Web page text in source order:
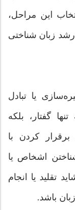
این مراحل،
زبان شناختی
یا تبادل
گفتار، بلکه
کردن با
اشخاص یا
تقلید یا انجام
باشد.